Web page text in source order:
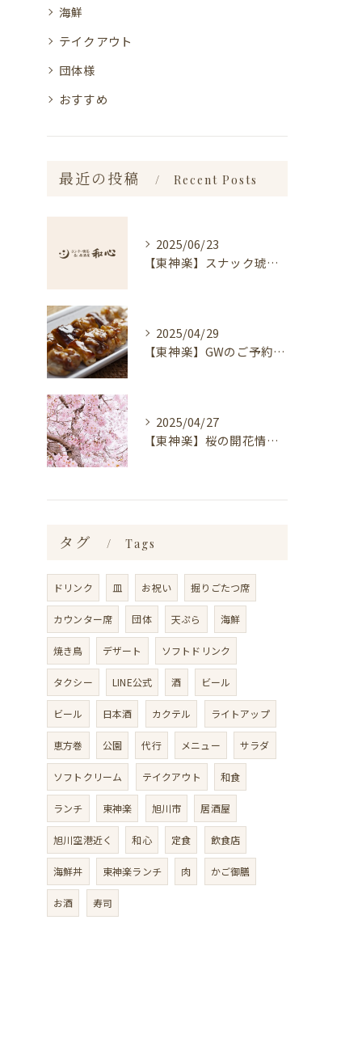
海鮮
テイクアウト
団体様
おすすめ
最近の投稿 Recent Posts
2025/06/23
【東神楽】スナック琥珀についてのお知らせ｜ランチ・喫茶＆居酒屋 和心
2025/04/29
【東神楽】GWのご予約受付中！｜ランチ・喫茶＆居酒屋 和心
2025/04/27
【東神楽】桜の開花情報＆お花見スポット｜ランチ・喫茶＆居酒屋 和心
タグ Tags
ドリンク 皿 お祝い 掘りごたつ席
カウンター席 団体 天ぷら 海鮮
焼き鳥 デザート ソフトドリンク
タクシー LINE公式 酒 ビール
ビール 日本酒 カクテル ライトアップ
恵方巻 公園 代行 メニュー サラダ
ソフトクリーム テイクアウト 和食
ランチ 東神楽 旭川市 居酒屋
旭川空港近く 和心 定食 飲食店
海鮮丼 東神楽ランチ 肉 かご御膳
お酒 寿司